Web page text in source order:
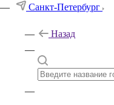
Санкт-Петербург
Назад